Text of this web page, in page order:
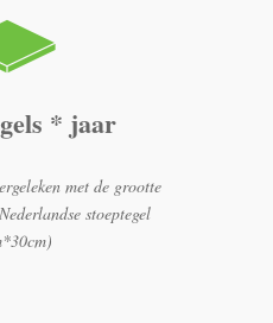
* jaar
met de grootte
stoeptegel